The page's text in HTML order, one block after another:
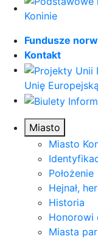
Fundusze
Kontakt
Unię Europejską
Miasto
Miasto
Położenie
Hejnał,
Historia
Honorowi
Miasta